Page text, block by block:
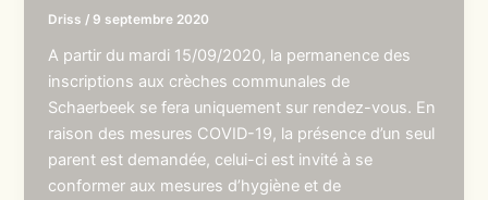
Driss / 9 septembre 2020
A partir du mardi 15/09/2020, la permanence des
inscriptions aux crèches communales de
Schaerbeek se fera uniquement sur rendez-vous. En
raison des mesures COVID-19, la présence d’un seul
parent est demandée, celui-ci est invité à se
conformer aux mesures d’hygiène et de